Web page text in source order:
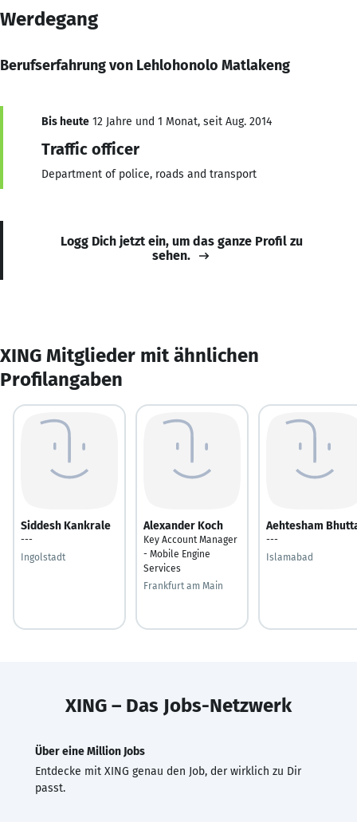
Werdegang
Berufserfahrung von Lehlohonolo Matlakeng
Bis heute 12 Jahre und 1 Monat, seit Aug. 2014
Traffic officer
Department of police, roads and transport
Logg Dich jetzt ein, um das ganze Profil zu
sehen.
XING Mitglieder mit ähnlichen
Profilangaben
Siddesh Kankrale
---
Ingolstadt
Alexander Koch
Key Account Manager
- Mobile Engine
Services
Frankfurt am Main
Aehtesham
---
Islamabad
XING – Das Jobs-Netzwerk
Über eine Million Jobs
Entdecke mit XING genau den Job, der wirklich zu Dir
passt.